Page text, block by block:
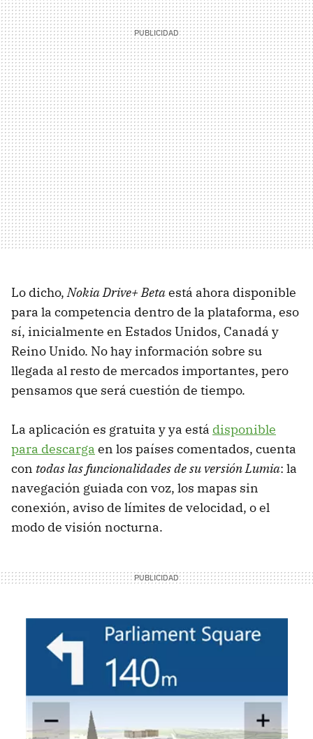
Lo dicho,Nokia Drive+ Betaestá ahora disponible
para la competencia dentro de la plataforma, eso
sí, inicialmente en Estados Unidos, Canadá y
Reino Unido. No hay información sobre su
llegada al resto de mercados importantes, pero
pensamos que será cuestión de tiempo.
La aplicación es gratuita y ya está disponible
para descarga en los países comentados, cuenta
con todas las funcionalidades de su versión Lumia: la
navegación guiada con voz, los mapas sin
conexión, aviso de límites de velocidad, o el
modo de visión nocturna.